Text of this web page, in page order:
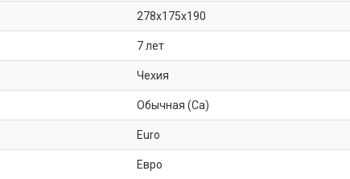
278x175x190
7 лет
Чехия
Обычная (Ca)
Euro
Евро